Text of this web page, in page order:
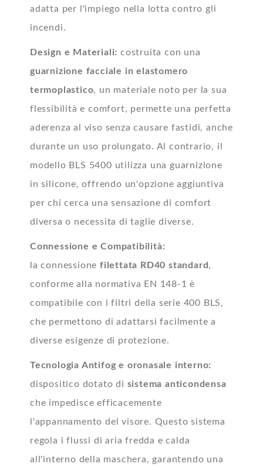
adatta per l'impiego nella lotta contro gli
incendi.
Design e Materiali: costruita con una
guarnizione facciale in elastomero
termoplastico, un materiale noto per la sua
flessibilità e comfort, permette una perfetta
aderenza al viso senza causare fastidi, anche
durante un uso prolungato. Al contrario, il
modello BLS 5400 utilizza una guarnizione
in silicone, offrendo un'opzione aggiuntiva
per chi cerca una sensazione di comfort
diversa o necessita di taglie diverse.
Connessione e Compatibilità:
la connessione filettata RD40 standard ,
conforme alla normativa EN 148-1 è
compatibile con i filtri della serie 400 BLS,
che permettono di adattarsi facilmente a
diverse esigenze di protezione.
Tecnologia Antifog e oronasale interno:
dispositico dotato di sistema anticondensa
che impedisce efficacemente
l'appannamento del visore. Questo sistema
regola i flussi di aria fredda e calda
all'interno della maschera, garantendo una